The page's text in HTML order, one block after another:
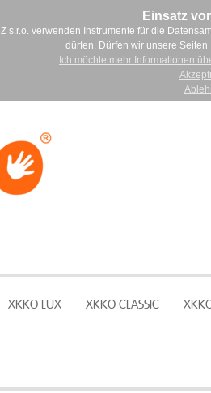
Einsatz
s.r.o. verwenden Instrumente für die
dürfen. Dürfen wir unsere
Ich möchte mehr Informationen
XKKO LUX XKKO CLASSIC